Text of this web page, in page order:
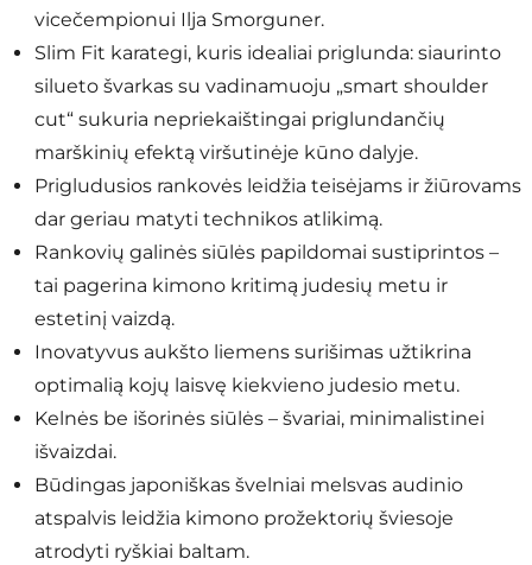
vicečempionui Ilja Smorguner.
Slim Fit karategi, kuris idealiai priglunda: siaurinto
silueto švarkas su vadinamuoju „smart shoulder
cut“ sukuria nepriekaištingai priglundančių
marškinių efektą viršutinėje kūno dalyje.
Prigludusios rankovės leidžia teisėjams ir žiūrovams
dar geriau matyti technikos atlikimą.
Rankovių galinės siūlės papildomai sustiprintos –
tai pagerina kimono kritimą judesių metu ir
estetinį vaizdą.
Inovatyvus aukšto liemens surišimas užtikrina
optimalią kojų laisvę kiekvieno judesio metu.
Kelnės be išorinės siūlės – švariai, minimalistinei
išvaizdai.
Būdingas japoniškas švelniai melsvas audinio
atspalvis leidžia kimono prožektorių šviesoje
atrodyti ryškiai baltam.